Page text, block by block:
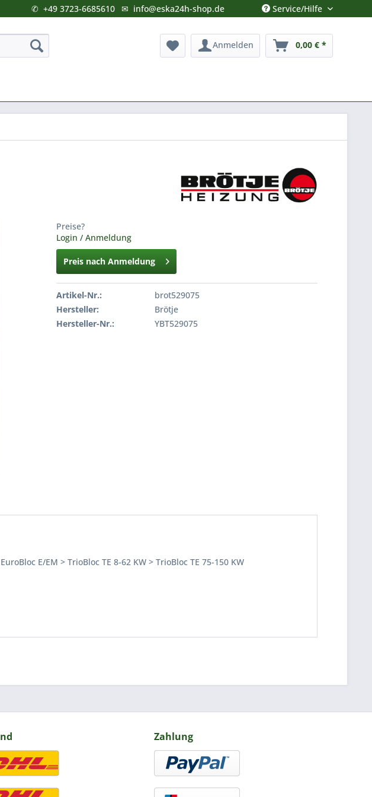
Service/Hilfe
✉ info@eska24h-shop.de
✆ +49 3723-6685610
Anmelden 0,00 € *
Preise?
Login / Anmeldung
Preis nach Anmeldung
Artikel-Nr.:
brot529075
Hersteller:
Brötje
Hersteller-Nr.:
YBT529075
E/EM > TrioBloc TE 8-62 KW > TrioBloc TE 75-150 KW
Zahlung